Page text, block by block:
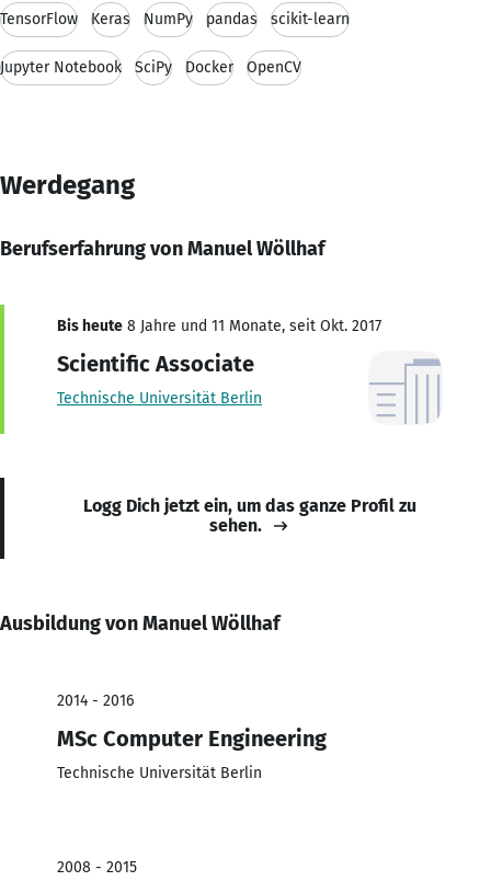
TensorFlow Keras NumPy pandas scikit-learn
Jupyter Notebook SciPy Docker OpenCV
Werdegang
Berufserfahrung von Manuel Wöllhaf
Bis heute 8 Jahre und 11 Monate, seit Okt. 2017
Scientific Associate
Technische Universität Berlin
Logg Dich jetzt ein, um das ganze Profil zu
sehen.
Ausbildung von Manuel Wöllhaf
2014 - 2016
MSc Computer Engineering
Technische Universität Berlin
2008 - 2015